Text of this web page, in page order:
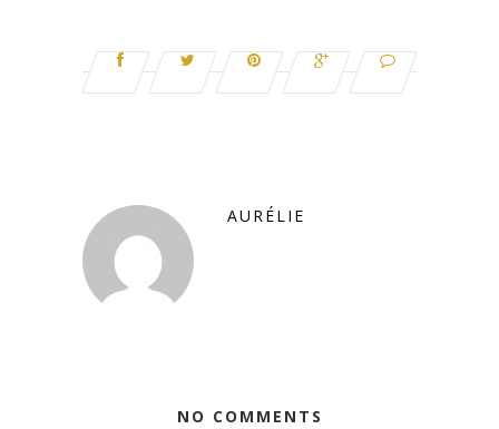
AURÉLIE
NO COMMENTS